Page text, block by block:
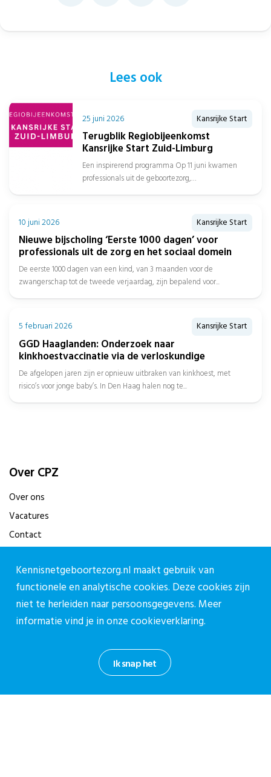
Lees ook
25 juni 2026 Kansrijke Start
Terugblik Regiobijeenkomst
Kansrijke Start Zuid-Limburg
Een inspirerend programma Op 11 juni kwamen
professionals uit de geboortezorg,
10 juni 2026 Kansrijke Start
Nieuwe bijscholing ‘Eerste 1000 dagen’ voor
professionals uit de zorg en het sociaal domein
De eerste 1000 dagen van een kind, van 3 maanden voor de
zwangerschap tot de tweede verjaardag, zijn bepalend voor...
5 februari 2026 Kansrijke Start
GGD Haaglanden: Onderzoek naar
kinkhoestvaccinatie via de verloskundige
De afgelopen jaren zijn er opnieuw uitbraken van kinkhoest, met
risico’s voor jonge baby’s. In Den Haag halen nog te...
Over CPZ
Over ons
Vacatures
Contact
Contact
Contactpagina
030-27 39 786
cpz@stichtingcpz.nl
Mercatorlaan 1200, 3528 BL Utrecht
Ik snap het
Kennisnetgeboortezorg.nl maakt gebruik van
functionele en analytische cookies. Deze cookies zijn
niet te herleiden naar persoonsgegevens. Meer
informatie vind je in onzecookieverklaring.